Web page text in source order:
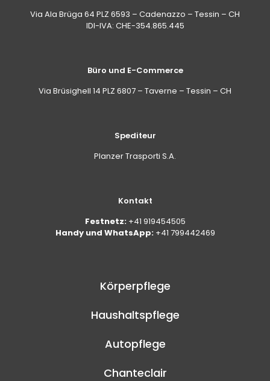
Via Ala Brüga 64 PLZ 6593 – Cadenazzo – Tessin – CH
IDI-IVA: CHE-354.865.445
Büro und E-Commerce
Via Brüsighell 14 PLZ 6807 – Taverne – Tessin – CH
Spediteur
Planzer Trasporti S.A.
Kontakt
Festnetz: +41 919454505
Handy und WhatsApp: +41 799442469
Körperpflege
Haushaltspflege
Autopflege
Chanteclair